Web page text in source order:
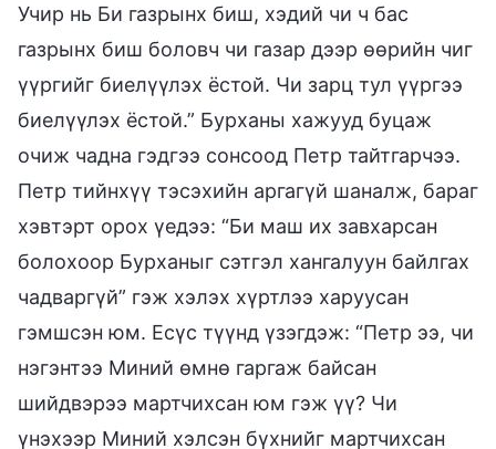
Учир нь Би газрынх биш, хэдий чи ч бас
газрынх биш боловч чи газар дээр өөрийн чиг
үүргийг биелүүлэх ёстой. Чи зарц тул үүргээ
биелүүлэх ёстой.” Бурханы хажууд буцаж
очиж чадна гэдгээ сонсоод Петр тайтгарчээ.
Петр тийнхүү тэсэхийн аргагүй шаналж, бараг
хэвтэрт орох үедээ: “Би маш их завхарсан
болохоор Бурханыг сэтгэл хангалуун байлгах
чадваргүй” гэж хэлэх хүртлээ харуусан
гэмшсэн юм. Есүс түүнд үзэгдэж: “Петр ээ, чи
нэгэнтээ Миний өмнө гаргаж байсан
шийдвэрээ мартчихсан юм гэж үү? Чи
үнэхээр Миний хэлсэн бүхнийг мартчихсан